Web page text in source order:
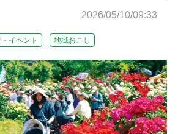
2026/05/10/09:33
イベント 地域おこし